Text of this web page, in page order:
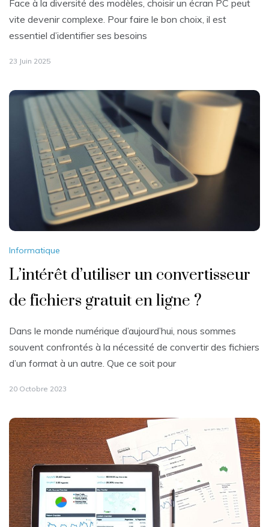
Face à la diversité des modèles, choisir un écran PC peut
vite devenir complexe. Pour faire le bon choix, il est
essentiel d’identifier ses besoins
23 Juin 2025
Informatique
L’intérêt d’utiliser un convertisseur
de fichiers gratuit en ligne ?
Dans le monde numérique d’aujourd’hui, nous sommes
souvent confrontés à la nécessité de convertir des fichiers
d’un format à un autre. Que ce soit pour
20 Octobre 2023